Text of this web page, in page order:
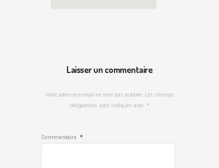
Laisser un commentaire
Votre adresse e-mail ne sera pas publiée. Les champs
obligatoires sont indiqués avec *
Commentaire *